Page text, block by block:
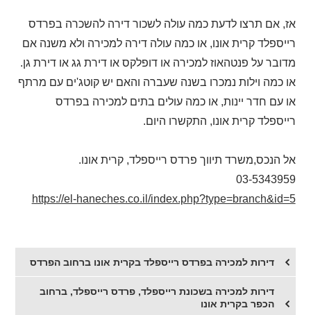
אז, אם תרצו לדעת כמה עולה לשכור דירה להשכרה בפרדס
רייספלד קרית אונו, או כמה עולה דירה למכירה ולא משנה אם
מדובר על פנטהאוז למכירה או דופלקס או דירת גג או דירת גן.
או כמה וילות נמכרו בשנה שעברה והאם יש קוטג'ים עם מרתף
או עם חדר יינות, או כמה עולים בתים למכירה בפרדס
רייספלד קרית אונו, התקשרו היום.
אל הנכס,משרד תיווך פרדס רייספלד, קרית אונו.
03-5343959
https://el-haneches.co.il/index.php?type=branch&id=5
דירות למכירה בפרדס רייספלד בקרית אונו ברחוב הפרדס
דירות למכירה בשכונת רייספלד, פרדס רייספלד, ברחוב
הכפר בקרית אונו